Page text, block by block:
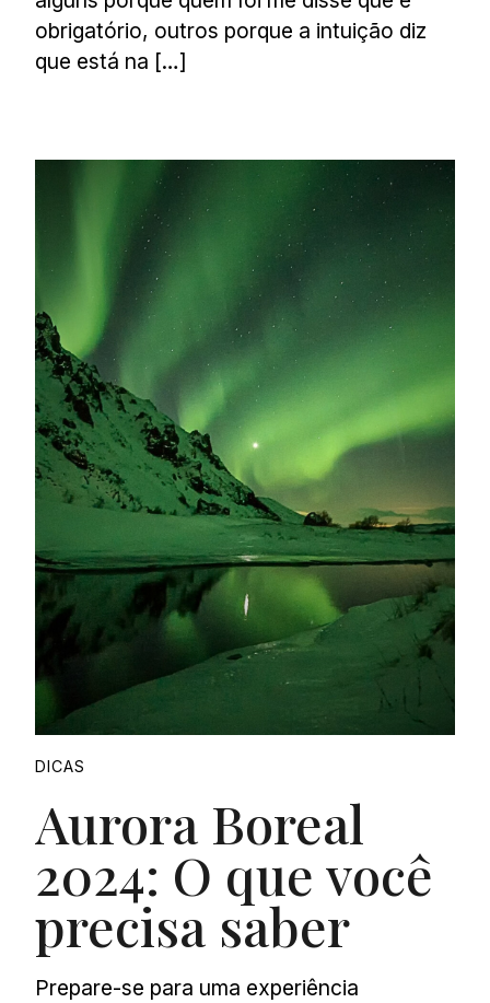
obrigatório, outros porque a intuição diz
que está na […]
DICAS
Aurora Boreal
2024: O que você
precisa saber
Prepare-se para uma experiência